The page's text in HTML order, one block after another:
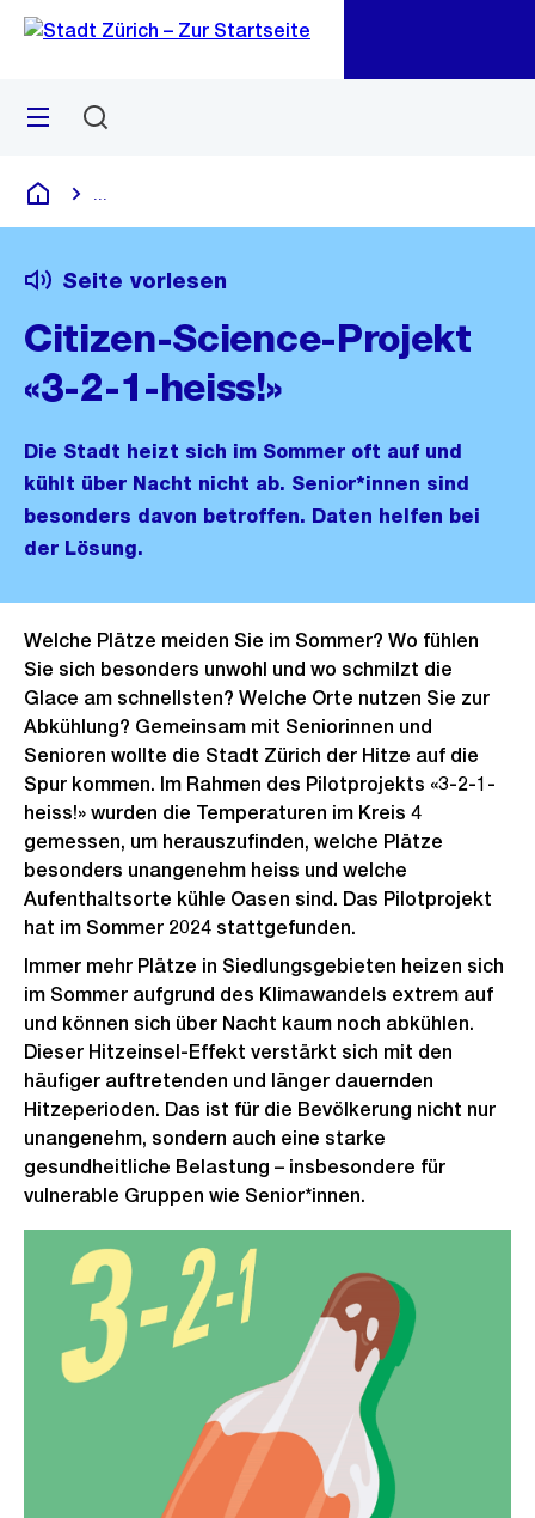
Navigation
Sprunglink
Menü
Deutsch
Seite vorlesen
Citizen-Science-Projekt
«3-2-1-heiss!»
Die Stadt heizt sich im Sommer oft auf und
kühlt über Nacht nicht ab. Senior*innen sind
besonders davon betroffen. Daten helfen bei
der Lösung.
Welche Plätze meiden Sie im Sommer? Wo fühlen
Sie sich besonders unwohl und wo schmilzt die
Glace am schnellsten? Welche Orte nutzen Sie zur
Abkühlung? Gemeinsam mit Seniorinnen und
Senioren wollte die Stadt Zürich der Hitze auf die
Spur kommen. Im Rahmen des Pilotprojekts «3-2-1-
heiss!» wurden die Temperaturen im Kreis 4
gemessen, um herauszufinden, welche Plätze
besonders unangenehm heiss und welche
Aufenthaltsorte kühle Oasen sind. Das Pilotprojekt
hat im Sommer 2024 stattgefunden.
Immer mehr Plätze in Siedlungsgebieten heizen sich
im Sommer aufgrund des Klimawandels extrem auf
und können sich über Nacht kaum noch abkühlen.
Dieser Hitzeinsel-Effekt verstärkt sich mit den
häufiger auftretenden und länger dauernden
Hitzeperioden. Das ist für die Bevölkerung nicht nur
unangenehm, sondern auch eine starke
gesundheitliche Belastung – insbesondere für
vulnerable Gruppen wie Senior*innen.